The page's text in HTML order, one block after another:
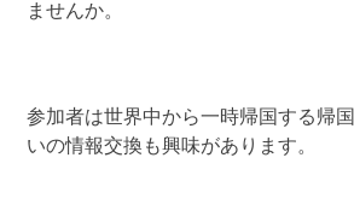
ませんか。
参加者は世界中から一時帰国する帰
いの情報交換も興味があります。